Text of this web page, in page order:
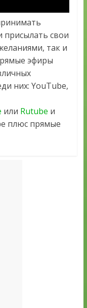
присылать свои
так и
эфиры
них: YouTube,
или Rutube и
плюс прямые